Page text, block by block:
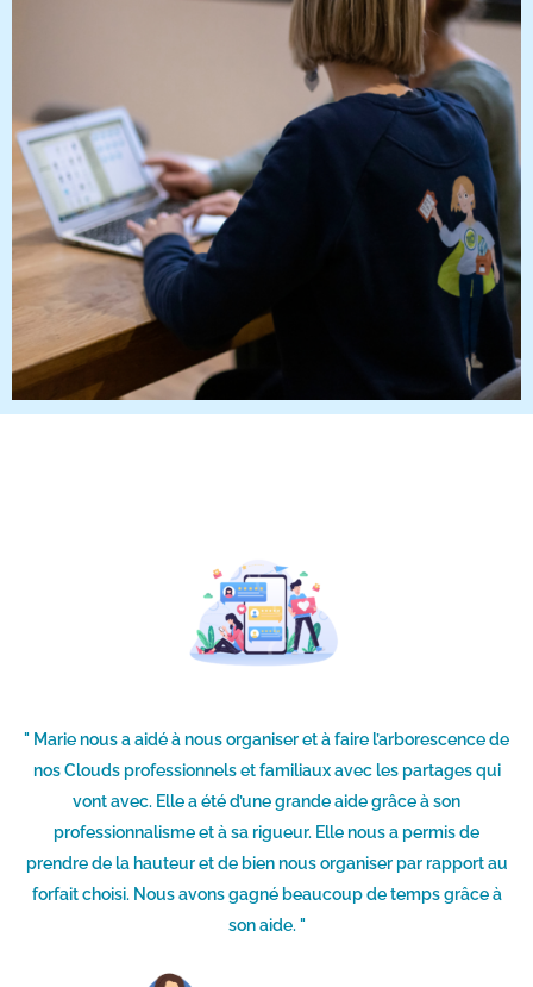
" Marie nous a aidé à nous organiser et à faire l’arborescence de
nos Clouds professionnels et familiaux avec les partages qui
vont avec. Elle a été d’une grande aide grâce à son
professionnalisme et à sa rigueur. Elle nous a permis de
prendre de la hauteur et de bien nous organiser par rapport au
forfait choisi. Nous avons gagné beaucoup de temps grâce à
son aide. "